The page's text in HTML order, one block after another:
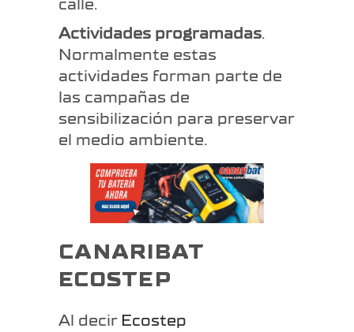
calle.
Actividades programadas.
Normalmente estas
actividades forman parte de
las campañas de
sensibilización para preservar
el medio ambiente.
CANARIBAT
ECOSTEP
Al decir Ecostep